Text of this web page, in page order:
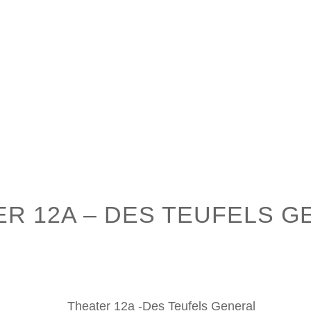
12A – DES TEUFELS